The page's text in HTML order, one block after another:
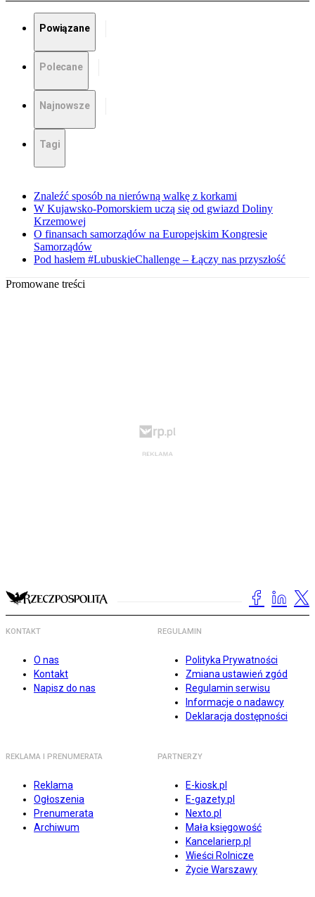
Powiązane
Polecane
Najnowsze
Tagi
Znaleźć sposób na nierówną walkę z korkami
W Kujawsko-Pomorskiem uczą się od gwiazd Doliny
Krzemowej
O finansach samorządów na Europejskim Kongresie
Samorządów
Pod hasłem #LubuskieChallenge – Łączy nas przyszłość
Promowane treści
KONTAKT
O nas
Kontakt
Napisz do nas
REGULAMIN
Polityka Prywatności
Zmiana ustawień zgód
Regulamin serwisu
Informacje o nadawcy
Deklaracja dostępności
REKLAMA I PRENUMERATA
Reklama
Ogłoszenia
Prenumerata
Archiwum
PARTNERZY
E-kiosk.pl
E-gazety.pl
Nexto.pl
Mała księgowość
Kancelarierp.pl
Wieści Rolnicze
Życie Warszawy